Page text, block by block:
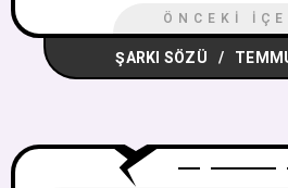
ÖNCEKI
ŞARKI SÖZÜ